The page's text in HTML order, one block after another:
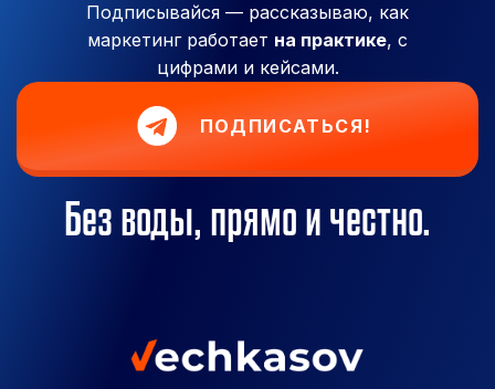
Подписывайся — рассказываю, как
маркетинг работает на практике, с
цифрами и кейсами.
ПОДПИСАТЬСЯ!
Без воды, прямо и честно.